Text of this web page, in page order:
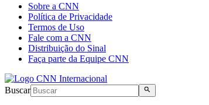
Sobre a CNN
Política de Privacidade
Termos de Uso
Fale com a CNN
Distribuição do Sinal
Faça parte da Equipe CNN
Buscar